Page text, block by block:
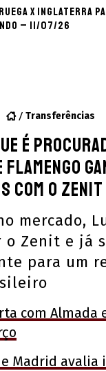
x Inglaterra
– 11/07/26
Transferências
é
Flamengo
com o Zenit
mercado,
o Zenit e já
para um
com Almada
Madrid avalia